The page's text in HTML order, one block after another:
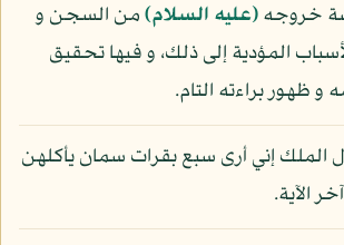
خروجه(عليه السلام)من السجن و
المؤدية إلى ذلك، و فيها تحقيق
و ظهور براءته التام.
الملك إني أرى سبع بقرات سمان يأكلهن
الآية.